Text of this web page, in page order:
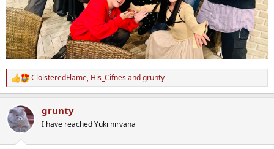
R
e
c
t
i
CloisteredFlame, His_Cifnes andgrunty
grunty
I have reached Yuki nirvana